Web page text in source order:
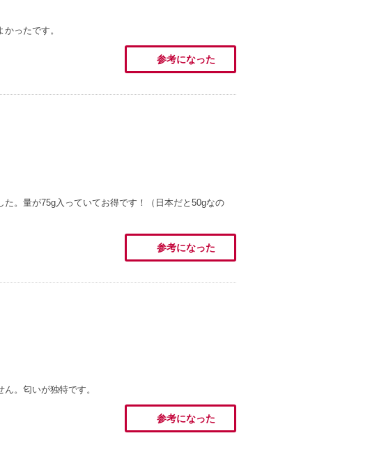
ったです。
参考になった
た。量が75g入っていてお得です！（日本だと50gなの
参考になった
。匂いが独特です。
参考になった